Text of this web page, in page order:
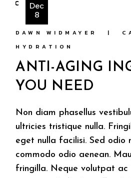
Dec
8
DAWN WIDMAYER
HYDRATION
ANTI-AGING
YOU NEED
Non diam phasellus
ultricies tristique nulla.
eget nulla facilisi. Sed odio
commodo odio aenean.
fringilla. Neque volutpat ac